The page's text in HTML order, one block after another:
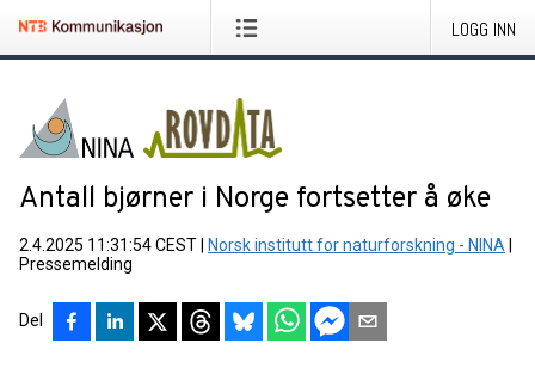
LOGG INN
Antall bjørner i Norge fortsetter å øke
2.4.2025 11:31:54 CEST Norsk institutt for naturforskning - NINA
Pressemelding
Del